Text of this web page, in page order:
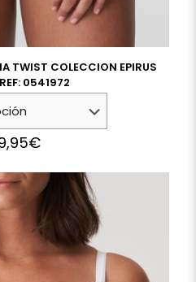
TWIST COLECCION EPIRUS
0541972
€